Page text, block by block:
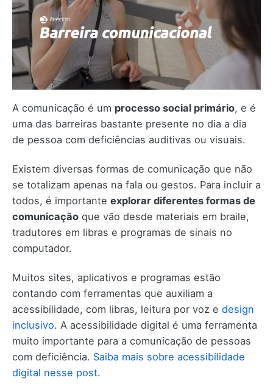
A comunicação é um processo social primário, e é
uma das barreiras bastante presente no dia a dia
de pessoa com deficiências auditivas ou visuais.
Existem diversas formas de comunicação que não
se totalizam apenas na fala ou gestos. Para incluir a
todos, é importante explorar diferentes formas de
comunicação que vão desde materiais em braile,
tradutores em libras e programas de sinais no
computador.
Muitos sites, aplicativos e programas estão
contando com ferramentas que auxiliam a
acessibilidade, com libras, leitura por voz e design
inclusivo. A acessibilidade digital é uma ferramenta
muito importante para a comunicação de pessoas
com deficiência. Saiba mais sobre acessibilidade
digital nesse post.